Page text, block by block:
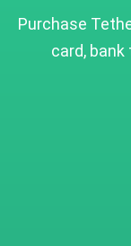
Purchase
card, bank